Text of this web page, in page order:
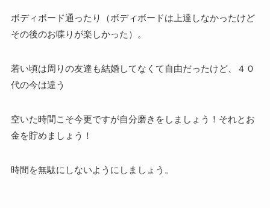
ボディボード通ったり（ボディボードは上達しなかったけど
その後のお喋りが楽しかった）。
若い頃は周りの友達も結婚してなくて自由だったけど、４０
代の今は違う
空いた時間こそ今更ですが自分磨きをしましょう！それとお
金を貯めましょう！
時間を無駄にしないようにしましょう。